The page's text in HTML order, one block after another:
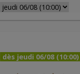
dès jeudi 06/08 (10:00)